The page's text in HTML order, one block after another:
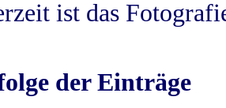
ist das
der Einträge